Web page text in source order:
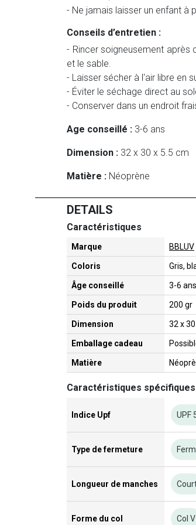
- Ne jamais laisser un enfant à
Conseils d’entretien :
- Rincer soigneusement après
et le sable.
- Laisser sécher à l'air libre en
- Éviter le séchage direct au
- Conserver dans un endroit
Age conseillé : 3-6 ans
Dimension : 32 x 30 x 5.5 cm
Matière : Néoprène
DETAILS
Caractéristiques
Marque BBLUV
Coloris Gris,
Âge conseillé 3-6 ans
Poids du produit 200 gr
Dimension 32 x
Emballage cadeau
Matière
Caractéristiques spécifiques
Indice Upf UPF
Type de fermeture
Longueur de manches
Forme du col Col V